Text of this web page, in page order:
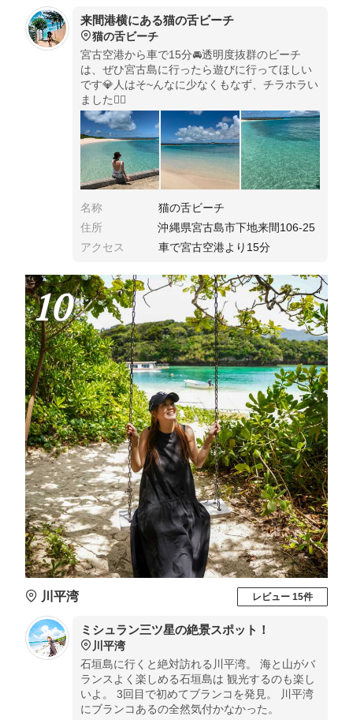
来間港横にある猫の舌ビーチ
猫の舌ビーチ
宮古空港から車で15分🚘透明度抜群のビーチ
は、ぜひ宮古島に行ったら遊びに行ってほしい
です💎人はそ~んなに少なくもなず、チラホラい
ました😵‍💫
名称
猫の舌ビーチ
住所
沖縄県宮古島市下地来間106-25
アクセス
車で宮古空港より15分
10
川平湾 レビュー 15件
ミシュラン三ツ星の絶景スポット！
川平湾
石垣島に行くと絶対訪れる川平湾。 海と山がバ
ランスよく楽しめる石垣島は 観光するのも楽し
いよ。 3回目で初めてブランコを発見。 川平湾
にブランコあるの全然気付かなかった。